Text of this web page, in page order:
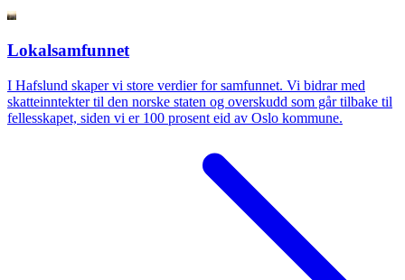
Lokalsamfunnet
I Hafslund skaper vi store verdier for samfunnet. Vi bidrar med
skatteinntekter til den norske staten og overskudd som går tilbake til
fellesskapet, siden vi er 100 prosent eid av Oslo kommune.